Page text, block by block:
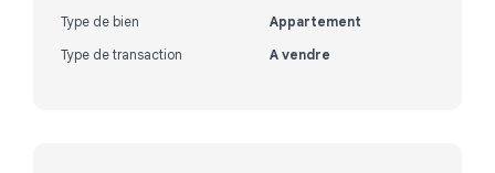
Type de bien
Appartement
Type de transaction
A vendre